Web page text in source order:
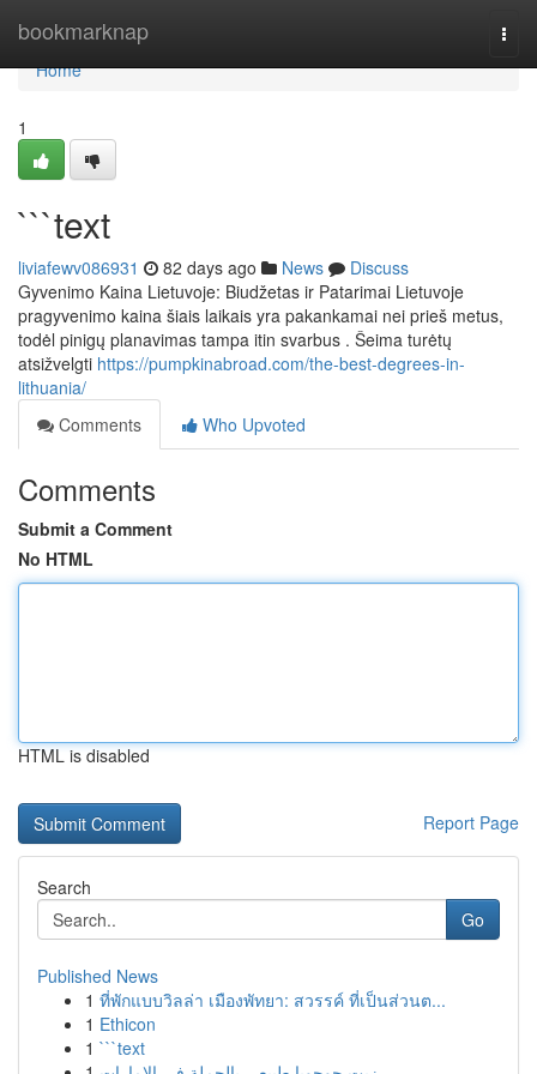
bookmarknap
Home
Home
1
```text
liviafewv086931 82 days ago News
Discuss
Gyvenimo Kaina Lietuvoje: Biudžetas ir Patarimai Lietuvoje
pragyvenimo kaina šiais laikais yra pakankamai nei prieš metus,
todėl pinigų planavimas tampa itin svarbus . Šeima turėtų
atsižvelgti https://pumpkinabroad.com/the-best-degrees-in-
lithuania/
Comments
Who Upvoted
Comments
Submit a Comment
No HTML
HTML is disabled
Report Page
Search
Go
Published News
1 ที่พักแบบวิลล่า เมืองพัทยา: สวรรค์ ที่เป็นส่วนต...
1 Ethicon
1 ```text